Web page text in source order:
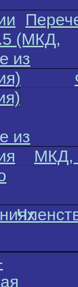
МКД,